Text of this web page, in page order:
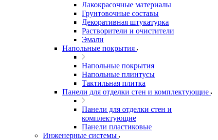
Лакокрасочные материалы
Грунтовочные составы
Декоративная штукатурка
Растворители и очистители
Эмали
Напольные покрытия
Напольные покрытия
Напольные плинтусы
Тактильная плитка
Панели для отделки стен и комплектующие
Панели для отделки стен и
комплектующие
Панели пластиковые
Инженерные системы